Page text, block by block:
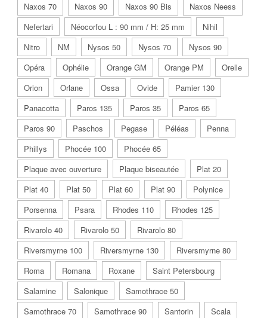
Naxos 70
Naxos 90 Naxos 90 Bis
Naxos Neess
Nefertari
Néocorfou L : 90 mm / H: 25 mm
Nihil
Nitro
NM Nysos 50 Nysos 70
Nysos 90
Opéra
Ophélie Orange GM Orange PM
Orelle
Orion
Orlane Ossa Ovide
Pamier 130
Panacotta
Paros 135 Paros 35
Paros 65
Paros 90
Paschos Pegase Péléas
Penna
Phillys
Phocée 100
Phocée 65
Plaque avec ouverture
Plaque biseautée
Plat 20
Plat 40
Plat 50 Plat 60 Plat 90
Polynice
Porsenna
Psara Rhodes 110
Rhodes 125
Rivarolo 40
Rivarolo 50
Rivarolo 80
Riversmyrne 100
Riversmyrne 130
Riversmyrne 80
Roma
Romana Roxane
Saint Petersbourg
Salamine
Salonique
Samothrace 50
Samothrace 70
Samothrace 90 Santorin
Scala